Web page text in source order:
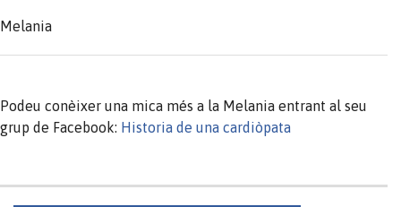
Melania
Podeu conèixer una mica més a la Melania entrant al seu
grup de Facebook: Historia de una cardiòpata